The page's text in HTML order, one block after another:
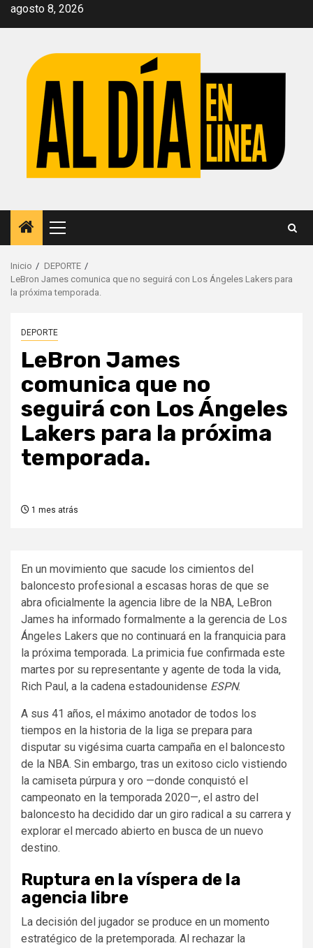
Saltar
agosto 8, 2026
Menú
principal
Inicio
DEPORTE
LeBron James comunica que no seguirá con Los Ángeles Lakers para
la próxima temporada.
DEPORTE
LeBron James
comunica que no
seguirá con Los Ángeles
Lakers para la próxima
temporada.
1 mes atrás
En un movimiento que sacude los cimientos del
baloncesto profesional a escasas horas de que se
abra oficialmente la agencia libre de la NBA, LeBron
James ha informado formalmente a la gerencia de Los
Ángeles Lakers que no continuará en la franquicia para
la próxima temporada. La primicia fue confirmada este
martes por su representante y agente de toda la vida,
Rich Paul, a la cadena estadounidense ESPN.
A sus 41 años, el máximo anotador de todos los
tiempos en la historia de la liga se prepara para
disputar su vigésima cuarta campaña en el baloncesto
de la NBA. Sin embargo, tras un exitoso ciclo vistiendo
la camiseta púrpura y oro —donde conquistó el
campeonato en la temporada 2020—, el astro del
baloncesto ha decidido dar un giro radical a su carrera y
explorar el mercado abierto en busca de un nuevo
destino.
Ruptura en la víspera de la
agencia libre
La decisión del jugador se produce en un momento
estratégico de la pretemporada. Al rechazar la